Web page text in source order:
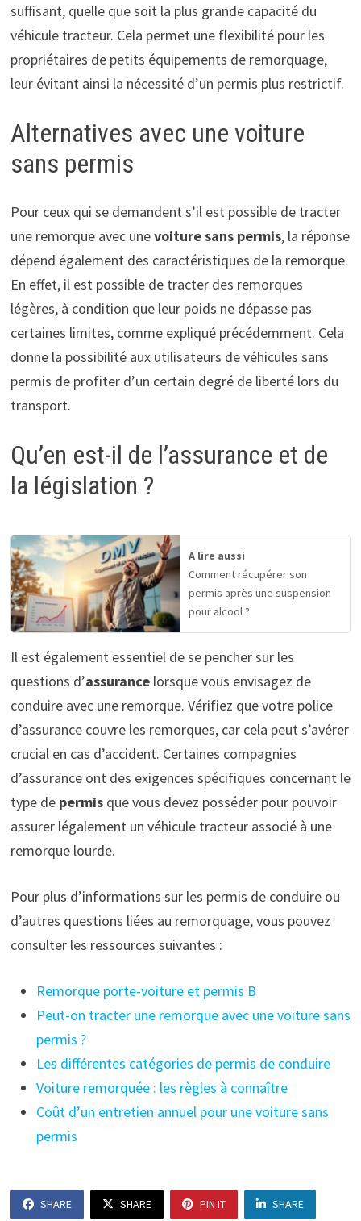
suffisant, quelle que soit la plus grande capacité du
véhicule tracteur. Cela permet une flexibilité pour les
propriétaires de petits équipements de remorquage,
leur évitant ainsi la nécessité d’un permis plus restrictif.
Alternatives avec une voiture
sans permis
Pour ceux qui se demandent s’il est possible de tracter
une remorque avec unevoiture sans permis, la réponse
dépend également des caractéristiques de la remorque.
En effet, il est possible de tracter des remorques
légères, à condition que leur poids ne dépasse pas
certaines limites, comme expliqué précédemment. Cela
donne la possibilité aux utilisateurs de véhicules sans
permis de profiter d’un certain degré de liberté lors du
transport.
Qu’en est-il de l’assurance et de
la législation ?
A lire aussi
Comment récupérer son
permis après une suspension
pour alcool ?
Il est également essentiel de se pencher sur les
questions d’assurancelorsque vous envisagez de
conduire avec une remorque. Vérifiez que votre police
d’assurance couvre les remorques, car cela peut s’avérer
crucial en cas d’accident. Certaines compagnies
d’assurance ont des exigences spécifiques concernant le
type de permisque vous devez posséder pour pouvoir
assurer légalement un véhicule tracteur associé à une
remorque lourde.
Pour plus d’informations sur les permis de conduire ou
d’autres questions liées au remorquage, vous pouvez
consulter les ressources suivantes :
Remorque porte-voiture et permis B
Peut-on tracter une remorque avec une voiture sans
permis ?
Les différentes catégories de permis de conduire
Voiture remorquée : les règles à connaître
Coût d’un entretien annuel pour une voiture sans
permis
SHARE SHARE PIN IT SHARE